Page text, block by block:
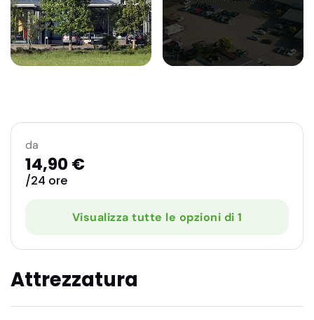
Attrezzatura
da
14,90 €
/24 ore
Visualizza tutte le opzioni di 1